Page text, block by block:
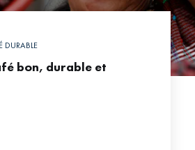
DURABLE
bon, durable et